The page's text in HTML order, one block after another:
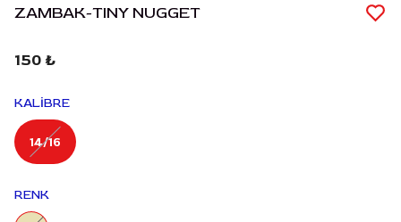
ZAMBAK-TINY NUGGET
150 ₺
KALİBRE
14/16
RENK